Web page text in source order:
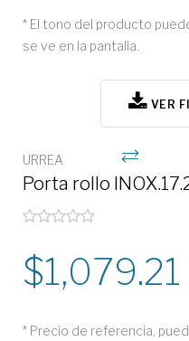
* El tono del producto
se ve en la pantalla.
VER
URREA
Porta rollo
1,079.21
* Precio de referencia,